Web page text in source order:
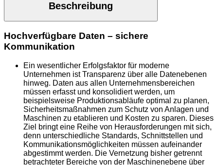
Beschreibung
Hochverfügbare Daten – sichere
Kommunikation
Ein wesentlicher Erfolgsfaktor für moderne
Unternehmen ist Transparenz über alle Datenebenen
hinweg. Daten aus allen Unternehmensbereichen
müssen erfasst und konsolidiert werden, um
beispielsweise Produktionsabläufe optimal zu planen,
Sicherheitsmaßnahmen zum Schutz von Anlagen und
Maschinen zu etablieren und Kosten zu sparen. Dieses
Ziel bringt eine Reihe von Herausforderungen mit sich,
denn unterschiedliche Standards, Schnittstellen und
Kommunikationsmöglichkeiten müssen aufeinander
abgestimmt werden. Die Vernetzung bisher getrennt
betrachteter Bereiche von der Maschinenebene über